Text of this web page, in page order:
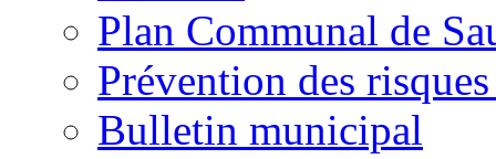
Plan Communal de
Prévention des
Bulletin municipal